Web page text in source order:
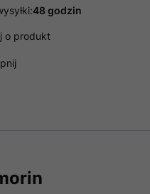
48 godzin
o produkt